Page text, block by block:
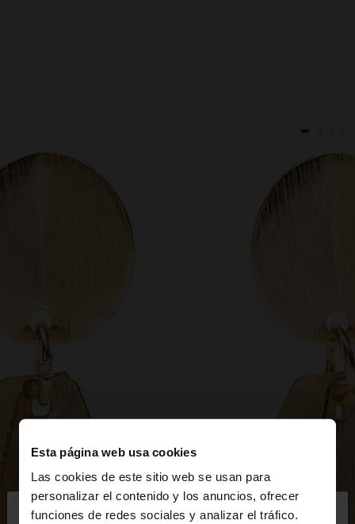
Esta página web usa cookies
Las cookies de este sitio web se usan para
personalizar el contenido y los anuncios, ofrecer
funciones de redes sociales y analizar el tráfico.
hola